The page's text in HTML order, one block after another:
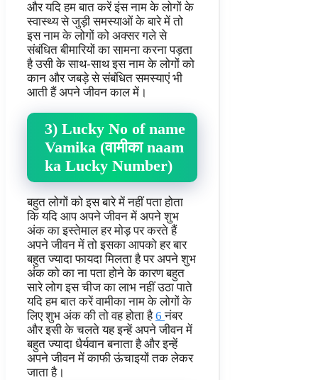
और यदि हम बात करें इंस नाम के लोगों के
स्वास्थ्य से जुड़ी समस्याओं के बारे में तो
इस नाम के लोगों को अक्सर गले से
संबंधित बीमारियों का सामना करना पड़ता
है उसी के साथ-साथ इस नाम के लोगों को
कान और जबड़े से संबंधित समस्याएं भी
आती हैं अपने जीवन काल में।
3) Lucky No of name
Vamika (वामीका naam
ka Lucky Number)
बहुत लोगों को इस बारे में नहीं पता होता
कि यदि आप अपने जीवन में अपने शुभ
अंक का इस्तेमाल हर मोड़ पर करते हैं
अपने जीवन में तो इसका आपको हर बार
बहुत ज्यादा फायदा मिलता है पर अपने शुभ
अंक को का ना पता होने के कारण बहुत
सारे लोग इस चीज का लाभ नहीं उठा पाते
यदि हम बात करें वामीका नाम के लोगों के
लिए शुभ अंक की तो वह होता है6नंबर
और इसी के चलते यह इन्हें अपने जीवन में
बहुत ज्यादा धैर्यवान बनाता है और इन्हें
अपने जीवन में काफी ऊंचाइयों तक लेकर
जाता है।